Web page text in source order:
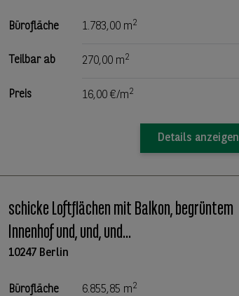
Bürofläche 1.783,00 m2
Teilbar ab 270,00 m2
Preis 16,00 €/m2
Details anzeigen
schicke Loftflächen mit Balkon, begrüntem
Innenhof und, und, und...
10247 Berlin
Bürofläche 6.855,85 m2